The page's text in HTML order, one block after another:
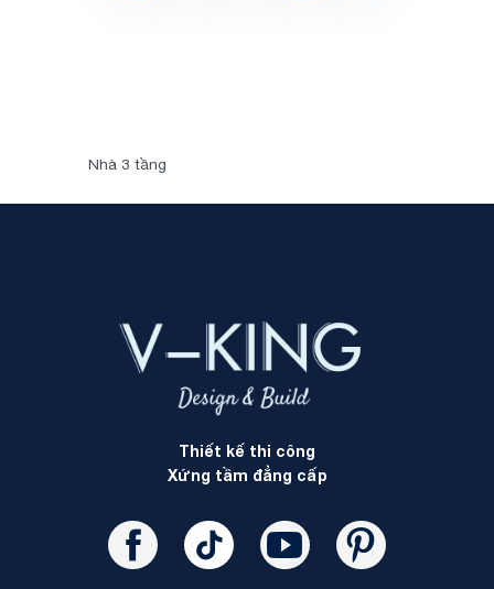
Nhà 3 tầng
Thiết kế thi công
Xứng tầm đẳng cấp